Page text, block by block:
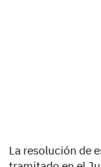
La resolución de